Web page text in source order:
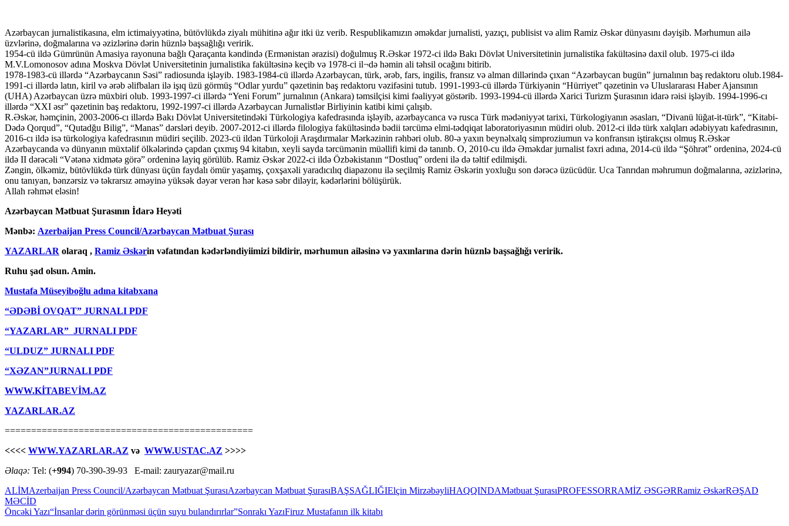
Azərbaycan jurnalistikasına, elm ictimaiyyətinə, bütövlükdə ziyalı mühitinə ağır itki üz verib. Respublikamızın əməkdar jurnalisti, yazıçı, publisist və alim Ramiz Əskər dünyasını dəyişib. Mərhumun ailə
üzvlərinə, doğmalarına və əzizlərinə dərin hüznlə başsağlığı veririk.
1954-cü ildə Gümrünün Amasiya rayonuna bağlı Qaraçanta kəndində (Ermənistan ərazisi) doğulmuş R.Əskər 1972-ci ildə Bakı Dövlət Universitetinin jurnalistika fakültəsinə daxil olub. 1975-ci ildə
M.V.Lomonosov adına Moskva Dövlət Universitetinin jurnalistika fakültəsinə keçib və 1978-ci il¬də həmin ali təhsil ocağını bitirib.
1978-1983-cü illərdə “Azərbaycanın Səsi” radiosunda işləyib. 1983-1984-cü illərdə Azərbaycan, türk, ərəb, fars, ingilis, fransız və alman dillərində çıxan “Azərbaycan bugün” jurnalının baş redaktoru olub.1984-
1991-ci illərdə latın, kiril və ərəb əlifbaları ilə işıq üzü görmüş “Odlar yurdu” qəzetinin baş redaktoru vəzifəsini tutub. 1991-1993-cü illərdə Türkiyənin “Hürriyet” qəzetinin və Uluslararası Haber Ajansının
(UHA) Azərbaycan üzrə müxbiri olub. 1993-1997-ci illərdə “Yeni Forum” jurnalının (Ankara) təmsilçisi kimi fəaliyyət göstərib. 1993-1994-cü illərdə Xarici Turizm Şurasının idarə rəisi işləyib. 1994-1996-cı
illərdə “XXI əsr” qəzetinin baş redaktoru, 1992-1997-ci illərdə Azərbaycan Jurnalistlər Birliyinin katibi kimi çalışıb.
R.Əskər, həmçinin, 2003-2006-cı illərdə Bakı Dövlət Universitetindəki Türkologiya kafedrasında işləyib, azərbaycanca və rusca Türk mədəniyyət tarixi, Türkologiyanın əsasları, “Divanü lüğat-it-türk”, “Kitabi-
Dədə Qorqud”, “Qutadğu Bilig”, “Manas” dərsləri deyib. 2007-2012-ci illərdə filologiya fakültəsində bədii tərcümə elmi-tədqiqat laboratoriyasının müdiri olub. 2012-ci ildə türk xalqları ədəbiyyatı kafedrasının,
2016-cı ildə isə türkologiya kafedrasının müdiri seçilib. 2023-cü ildən Türkoloji Araşdırmalar Mərkəzinin rəhbəri olub. 80-ə yaxın beynəlxalq simproziumun və konfransın iştirakçısı olmuş R.Əskər
Azərbaycanda və dünyanın müxtəlif ölkələrində çapdan çıxmış 94 kitabın, xeyli sayda tərcümənin müəllifi kimi də tanınb. O, 2010-cu ildə Əməkdar jurnalist fəxri adına, 2014-cü ildə “Şöhrət” ordeninə, 2024-cü
ildə II dərəcəli “Vətənə xidmətə görə” ordeninə layiq görülüb. Ramiz Əskər 2022-ci ildə Özbəkistanın “Dostluq” ordeni ilə də təltif edilmişdi.
Zəngin, ölkəmiz, bütövlükdə türk dünyası üçün faydalı ömür yaşamış, çoxşaxəli yaradıcılıq diapazonu ilə seçilmiş Ramiz Əskərin yoxluğu son dərəcə üzücüdür. Uca Tanrıdan məhrumun doğmalarına, əzizlərinə,
onu tanıyan, bənzərsiz və təkrarsız əməyinə yüksək dəyər verən hər kəsə səbr diləyir, kədərlərini bölüşürük.
Allah rəhmət eləsin!
Azərbaycan Mətbuat Şurasının İdarə Heyəti
Mənbə: Azerbaijan Press Council/Azərbaycan Mətbuat Şurası
YAZARLAR olaraq , Ramiz Əskərin vəfatından kədərləndiyiimizi bildirir, mərhumun ailəsinə və yaxınlarına dərin hüznlə başsağlığı veririk.
Ruhu şad olsun. Amin.
Mustafa Müseyiboğlu adına kitabxana
“ƏDƏBİ OVQAT” JURNALI PDF
“YAZARLAR” JURNALI PDF
“ULDUZ” JURNALI PDF
“XƏZAN”JURNALI PDF
WWW.KİTABEVİM.AZ
YAZARLAR.AZ
===============================================
<<<< WWW.YAZARLAR.AZ və WWW.USTAC.AZ >>>>
Əlaqə: Tel: (+994) 70-390-39-93 E-mail: zauryazar@mail.ru
ALİMAzerbaijan Press Council/Azərbaycan Mətbuat ŞurasıAzərbaycan Mətbuat ŞurasıBAŞSAĞLIĞIElçin MirzəbəyliHAQQINDAMətbuat ŞurasıPROFESSORRAMİZ ƏSGƏRRamiz ƏskərRƏŞAD
MƏCİD
Yazılar
Öncəki Yazı“İnsanlar dərin görünməsi üçün suyu bulandırırlar”Sonrakı YazıFiruz Mustafanın ilk kitabı